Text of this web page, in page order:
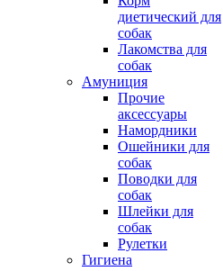
диетический для
собак
Лакомства для
собак
Амуниция
Прочие
аксессуары
Намордники
Ошейники для
собак
Поводки для
собак
Шлейки для
собак
Рулетки
Гигиена